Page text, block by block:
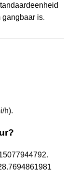
gangbaar is.
h).